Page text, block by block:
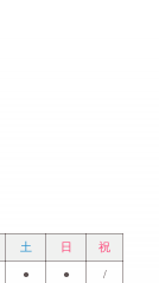
土 日 祝
● ● /